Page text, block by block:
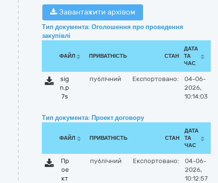
Завантажити архівом
Тип документа: Оголошення про проведення
закупівлі
ФАЙЛ ПРИВАТНІСТЬ СТАН
ДАТА
ТА
ЧАС
sig
n.p
7s
публічний Експортовано:
04-06-
2026,
10:14:03
Тип документа: Проект договору
ФАЙЛ ПРИВАТНІСТЬ СТАН
ДАТА
ТА
ЧАС
Пр
ое
кт
публічний Експортовано:
04-06-
2026,
10:12:57